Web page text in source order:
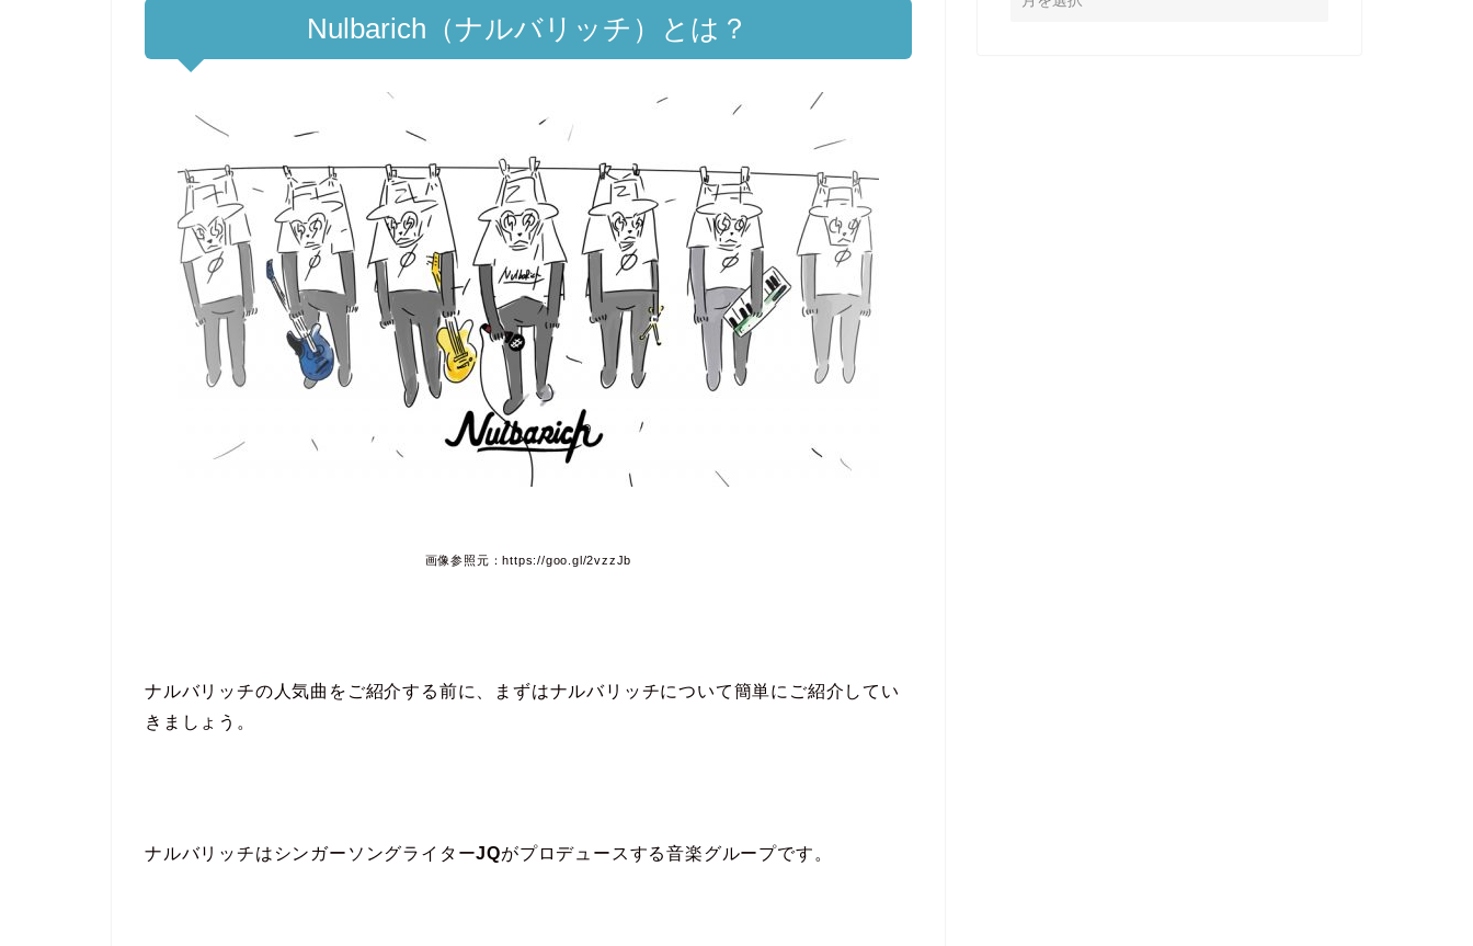
Nulbarich（ナルバリッチ）とは？
画像参照元：https://goo.gl/2vzzJb
ナルバリッチの人気曲をご紹介する前に、まずはナルバリッチについて簡単にご紹介してい
きましょう。
ナルバリッチはシンガーソングライターJQがプロデュースする音楽グループです。